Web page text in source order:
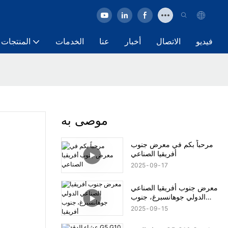
المنتجات الخدمات عنا أخبار الاتصال فيديو
موصى به
مرحباً بكم في معرض جنوب
أفريقيا الصناعي
2025 09 17
معرض جنوب أفريقيا الصناعي
الدولي جوهانسبرغ، جنوب
أفريقيا
2025 09 15